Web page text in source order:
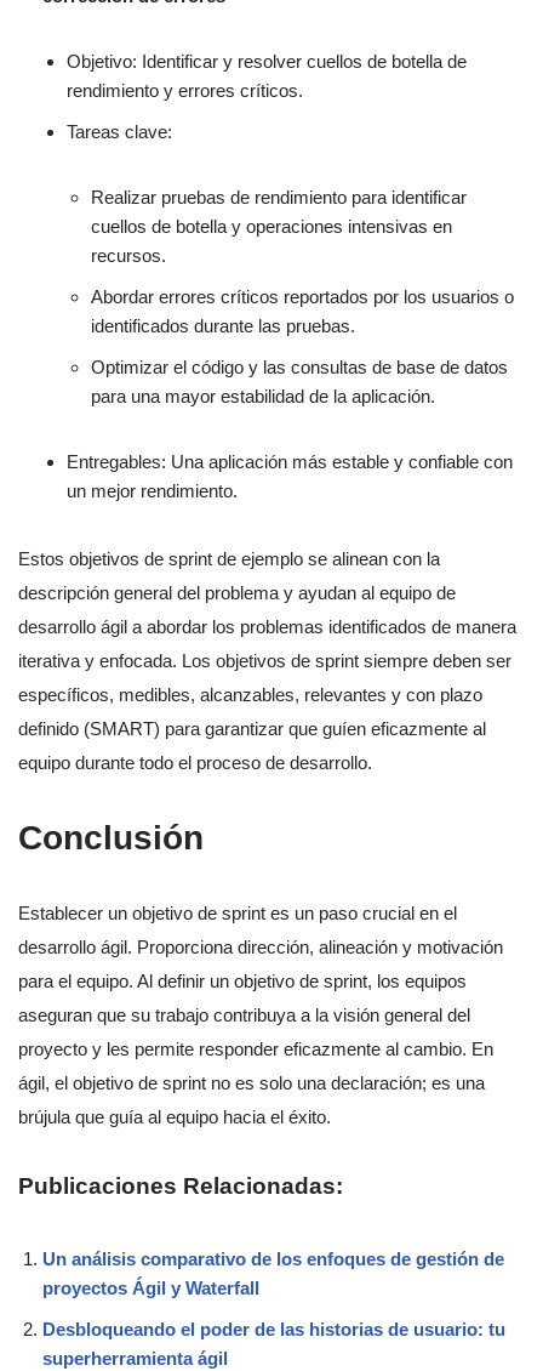
Objetivo: Identificar y resolver cuellos de botella de
rendimiento y errores críticos.
Tareas clave:
Realizar pruebas de rendimiento para identificar
cuellos de botella y operaciones intensivas en
recursos.
Abordar errores críticos reportados por los usuarios o
identificados durante las pruebas.
Optimizar el código y las consultas de base de datos
para una mayor estabilidad de la aplicación.
Entregables: Una aplicación más estable y confiable con
un mejor rendimiento.
Estos objetivos de sprint de ejemplo se alinean con la
descripción general del problema y ayudan al equipo de
desarrollo ágil a abordar los problemas identificados de manera
iterativa y enfocada. Los objetivos de sprint siempre deben ser
específicos, medibles, alcanzables, relevantes y con plazo
definido (SMART) para garantizar que guíen eficazmente al
equipo durante todo el proceso de desarrollo.
Conclusión
Establecer un objetivo de sprint es un paso crucial en el
desarrollo ágil. Proporciona dirección, alineación y motivación
para el equipo. Al definir un objetivo de sprint, los equipos
aseguran que su trabajo contribuya a la visión general del
proyecto y les permite responder eficazmente al cambio. En
ágil, el objetivo de sprint no es solo una declaración; es una
brújula que guía al equipo hacia el éxito.
Publicaciones Relacionadas:
Un análisis comparativo de los enfoques de gestión de
proyectos Ágil y Waterfall
Desbloqueando el poder de las historias de usuario: tu
superherramienta ágil